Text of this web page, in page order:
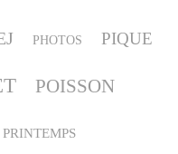
PHOTOS PIQUE
POISSON
PRINTEMPS